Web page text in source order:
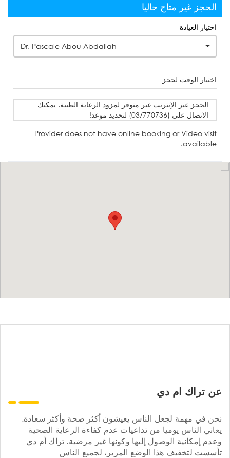
الحجز غير متاح حاليا
اختيار العيادة
Dr. Pascale Abou Abdallah
اختيار الوقت لحجز
الحجز عبر الإنترنت غير متوفر لمزود الرعاية الطبية. يمكنك
الاتصال على (03/770736) لتحديد موعد!
Provider does not have online booking or Video visit
available.
عن تراك ام دي
نحن في مهمة لجعل الناس يعيشون أكثر صحة وأكثر سعادة.
يعاني الناس يوميا من تداعيات عدم كفاءة الرعاية الصحية
وعدم إمكانية الوصول إليها وكونها غير مرضية. تراك أم دي
تأسست لتخفيف هذا الوضع المرير، لجميع الناس